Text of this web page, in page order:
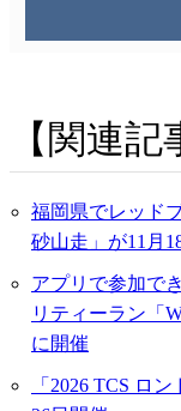
関連記
福岡県でレッド
砂山走」が11月
アプリで参加で
リティーラン「
に開催
「2026 TCS ロ